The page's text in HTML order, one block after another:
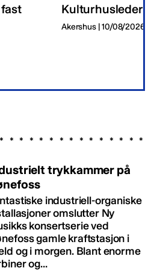
Kulturhusleder
Akershus | 10/08/2026
trykkammer på
industriell-organiske
omslutter Ny
konsertserie ved
gamle kraftstasjon i
og i morgen. Blant enorme
og...